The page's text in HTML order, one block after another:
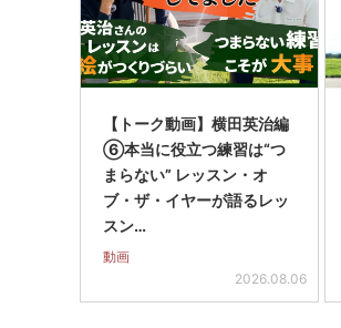
【トーク動画】横田英治編
⑥本当に役立つ練習は“つ
まらない” レッスン・オ
ブ・ザ・イヤーが語るレッ
スン…
動画
2026.08.06